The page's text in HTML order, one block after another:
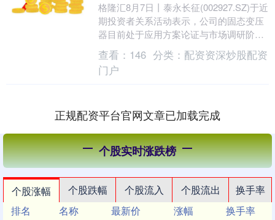
格隆汇8月7日丨泰永长征(002927.SZ)于近
期投资者关系活动表示，公司的固态变压
器目前处于应用方案论证与市场调研阶
段，移相变压器在研发样机阶段。固态变
压器....
查看： 146 分类： 配资资深炒股配资
门户
正规配资平台官网文章已加载完成
个股实时涨跌榜
个股涨幅 个股跌幅 个股流入 个股流出
换手率
排名
名称 最新价 涨幅
换手率